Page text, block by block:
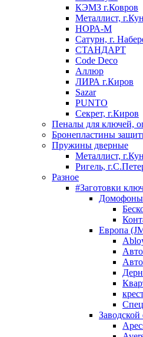
КЭМЗ г.Ковров
Металлист,
НОРА-М
Сатурн, г.
СТАНДАРТ
Code Deco
Аллюр
ЛИРА г.Киров
Sazar
PUNTO
Секрет, г.Киров
Пеналы для ключей,
Бронепластины
Пружины дверные
Металлист,
Ригель,
Разное
#Заготовки
Домофоны
Европа